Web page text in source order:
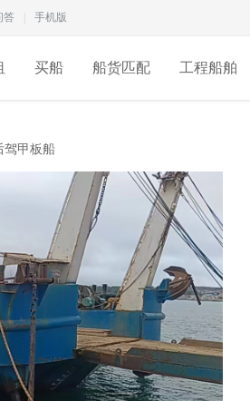
答 手机版
买船 船货匹配 工程船舶
驾甲板船